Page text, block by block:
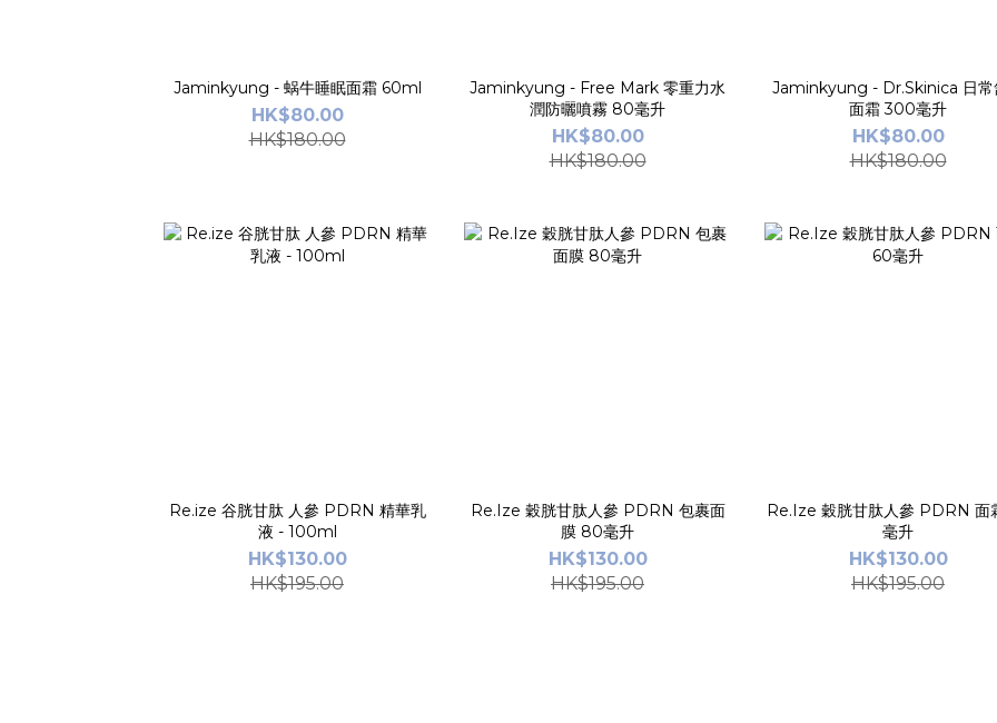
Jaminkyung - 蜗牛睡眠面霜 60ml
HK$80.00
HK$180.00
Jaminkyung - Free Mark 零重力水
潤防曬噴霧 80毫升
HK$80.00
HK$180.00
Jaminkyung - Dr.Skinica 日常
面霜 300毫升
HK$80.00
HK$180.00
Re.ize 谷胱甘肽 人參 PDRN 精華乳
液 - 100ml
HK$130.00
HK$195.00
Re.Ize 穀胱甘肽人參 PDRN 包裹面
膜 80毫升
HK$130.00
HK$195.00
Re.Ize 穀胱甘肽人參 PDRN 面
毫升
HK$130.00
HK$195.00